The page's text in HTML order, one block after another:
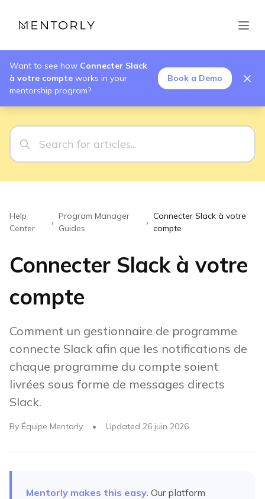
Want to see how Connecter Slack
à votre compte works in your
mentorship program?
Book a Demo
Help
Center
›
Program Manager
Guides
›
Connecter Slack à votre
compte
Connecter Slack à votre
compte
Comment un gestionnaire de programme
connecte Slack afin que les notifications de
chaque programme du compte soient
livrées sous forme de messages directs
Slack.
By Équipe Mentorly • Updated 26 juin 2026
Mentorly makes this easy. Our platform